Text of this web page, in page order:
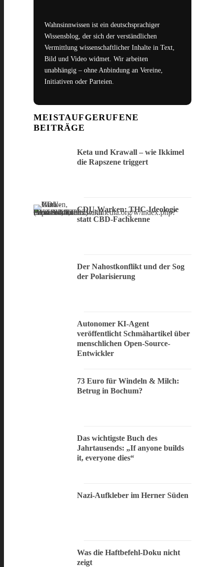
Wahnsinnwissen ist ein deutschsprachiger
Wissensblog, der sich der verständlichen
Vermittlung wissenschaftlicher Inhalte in Text,
Bild und Video widmet. Wir arbeiten
unabhängig – ohne Anbindung an Vereine,
Initiativen oder Parteien.
MEISTAUFGERUFENE
BEITRÄGE
Keta und Krawall – wie Ikkimel
die Rapszene triggert
CDU-Warken: THC-Ideologie
statt CBD-Fachkenne
Der Nahostkonflikt und der Sog
der Polarisierung
Autonomer KI-Agent
veröffentlicht Schmähartikel über
menschlichen Open-Source-
Entwickler
73 Euro für Windeln & Milch:
Betrug in Bochum?
Das wichtigste Buch des
Jahrtausends: „If anyone builds
it, everyone dies“
Nazi-Aufkleber im Herner Süden
Was die Haftbefehl-Doku nicht
zeigt